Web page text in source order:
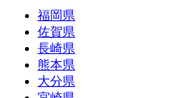
福岡県
佐賀県
長崎県
熊本県
大分県